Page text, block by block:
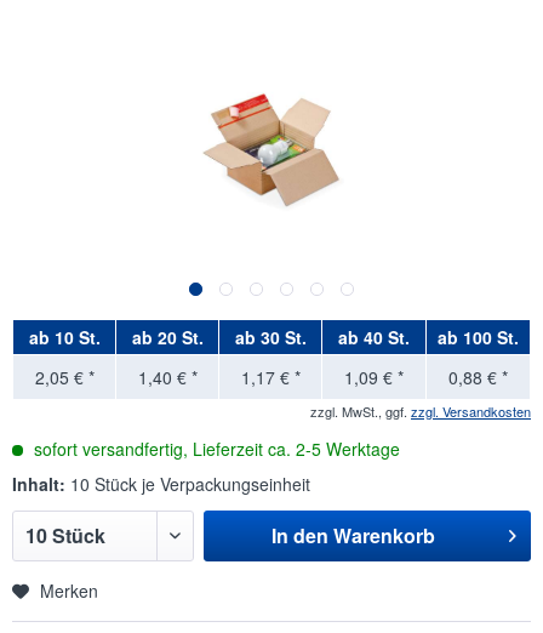
ab 10 St. ab 20 St. ab 30 St. ab 40 St. ab 100 St.
2,05 € *
1,40 € * 1,17 € * 1,09 € * 0,88 € *
zzgl. MwSt., ggf. zzgl. Versandkosten
sofort versandfertig, Lieferzeit ca. 2-5 Werktage
Inhalt: 10 Stück je Verpackungseinheit
In den Warenkorb
Merken